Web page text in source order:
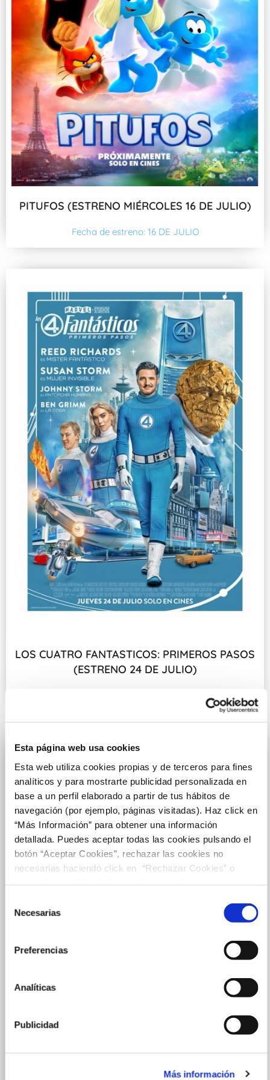
Esta página web usa cookies
Esta web utiliza cookies propias y de terceros para fines
analíticos y para mostrarte publicidad personalizada en
base a un perfil elaborado a partir de tus hábitos de
navegación (por ejemplo, páginas visitadas). Haz click en
“Más Información” para obtener una información
detallada. Puedes aceptar todas las cookies pulsando el
botón “Aceptar Cookies”, rechazar las cookies no
necesarias haciendo click en “Rechazar Cookies” o
Necesarias
Preferencias
Analíticas
Publicidad
Más información
PITUFOS (ESTRENO MIÉRCOLES 16 DE JULIO)
Fecha de estreno: 16 DE JULIO
LOS CUATRO FANTASTICOS: PRIMEROS PASOS
(ESTRENO 24 DE JULIO)